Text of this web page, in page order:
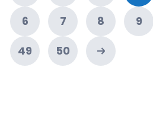
6
7 8 9
49
50